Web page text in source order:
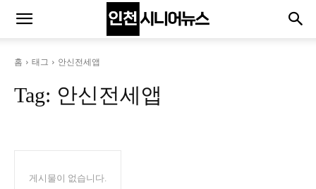
홈 태그 안신전세앱
Tag: 안신전세앱
게시물이 없습니다.